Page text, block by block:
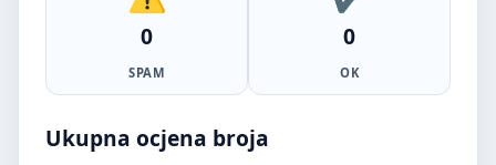
0
SPAM
0
OK
Ukupna ocjena broja